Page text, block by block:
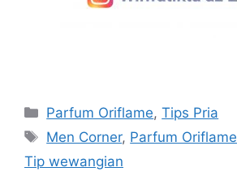
Parfum Oriflame,Tips Pria
Men Corner, Parfum Oriflame
Tip wewangian